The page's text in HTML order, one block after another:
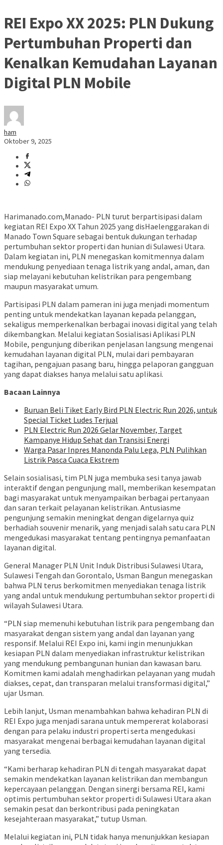
REI Expo XX 2025: PLN Dukung
Pertumbuhan Properti dan
Kenalkan Kemudahan Layanan
Digital PLN Mobile
ham
Oktober 9, 2025
Harimanado.com,Manado- PLN turut berpartisipasi dalam
kegiatan REI Expo XX Tahun 2025 yang disHaelenggarakan di
Manado Town Square sebagai bentuk dukungan terhadap
pertumbuhan sektor properti dan hunian di Sulawesi Utara.
Dalam kegiatan ini, PLN menegaskan komitmennya dalam
mendukung penyediaan tenaga listrik yang andal, aman, dan
siap melayani kebutuhan kelistrikan para pengembang
maupun masyarakat umum.
Partisipasi PLN dalam pameran ini juga menjadi momentum
penting untuk mendekatkan layanan kepada pelanggan,
sekaligus memperkenalkan berbagai inovasi digital yang telah
dikembangkan. Melalui kegiatan Sosialisasi Aplikasi PLN
Mobile, pengunjung diberikan penjelasan langsung mengenai
kemudahan layanan digital PLN, mulai dari pembayaran
tagihan, pengajuan pasang baru, hingga pelaporan gangguan
yang dapat diakses hanya melalui satu aplikasi.
Bacaan Lainnya
Buruan Beli Tiket Early Bird PLN Electric Run 2026, untuk
Special Ticket Ludes Terjual
PLN Electric Run 2026 Gelar November, Target
Kampanye Hidup Sehat dan Transisi Energi
Warga Pasar Inpres Manonda Palu Lega, PLN Pulihkan
Listrik Pasca Cuaca Ekstrem
Selain sosialisasi, tim PLN juga membuka sesi tanya jawab
interaktif dengan pengunjung mall, memberikan kesempatan
bagi masyarakat untuk menyampaikan berbagai pertanyaan
dan saran terkait pelayanan kelistrikan. Antusiasme
pengunjung semakin meningkat dengan digelarnya quiz
berhadiah souvenir menarik, yang menjadi salah satu cara PLN
mengedukasi masyarakat tentang pentingnya pemanfaatan
layanan digital.
General Manager PLN Unit Induk Distribusi Sulawesi Utara,
Sulawesi Tengah dan Gorontalo, Usman Bangun menegaskan
bahwa PLN terus berkomitmen menyediakan tenaga listrik
yang andal untuk mendukung pertumbuhan sektor properti di
wilayah Sulawesi Utara.
“PLN siap memenuhi kebutuhan listrik para pengembang dan
masyarakat dengan sistem yang andal dan layanan yang
responsif. Melalui REI Expo ini, kami ingin menunjukkan
kesiapan PLN dalam menyediakan infrastruktur kelistrikan
yang mendukung pembangunan hunian dan kawasan baru.
Komitmen kami adalah menghadirkan pelayanan yang mudah
diakses, cepat, dan transparan melalui transformasi digital,”
ujar Usman.
Lebih lanjut, Usman menambahkan bahwa kehadiran PLN di
REI Expo juga menjadi sarana untuk mempererat kolaborasi
dengan para pelaku industri properti serta mengedukasi
masyarakat mengenai berbagai kemudahan layanan digital
yang tersedia.
“Kami berharap kehadiran PLN di tengah masyarakat dapat
semakin mendekatkan layanan kelistrikan dan membangun
kepercayaan pelanggan. Dengan sinergi bersama REI, kami
optimis pertumbuhan sektor properti di Sulawesi Utara akan
semakin pesat dan berkontribusi pada peningkatan
kesejahteraan masyarakat,” tutup Usman.
Melalui kegiatan ini, PLN tidak hanya menunjukkan kesiapan